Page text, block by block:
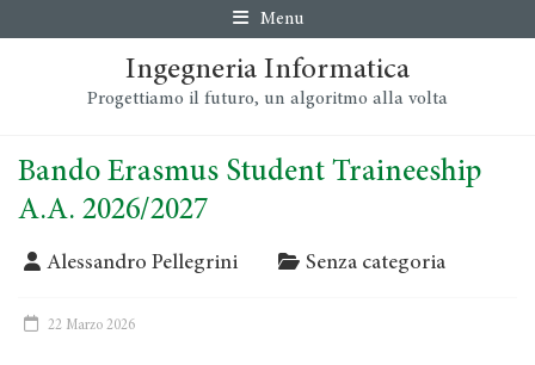
Menu
Ingegneria Informatica
Progettiamo il futuro, un algoritmo alla volta
Bando Erasmus Student Traineeship
A.A. 2026/2027
Alessandro Pellegrini Senza categoria
22 Marzo 2026